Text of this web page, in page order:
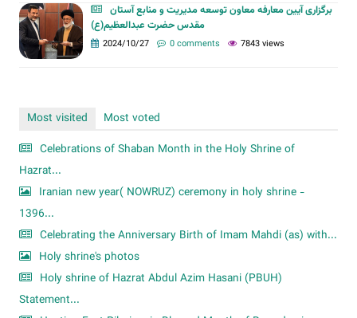
برگزاری آیین معارفه معاون توسعه مدیریت و منابع آستان‌
مقدس‌ حضرت‌ عبدالعظیم(ع)
2024/10/27 0 comments 7843 views
Most visited
Most voted
Celebrations of Shaban Month in the Holy Shrine of
Hazrat...
Iranian new year( NOWRUZ) ceremony in holy shrine -
1396...
Celebrating the Anniversary Birth of Imam Mahdi (as) with...
Holy shrine's photos
Holy shrine of Hazrat Abdul Azim Hasani (PBUH)
Statement...